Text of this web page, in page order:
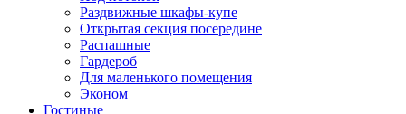
Раздвижные шкафы-купе
Открытая секция посередине
Распашные
Гардероб
Для маленького помещения
Эконом
Гостиные